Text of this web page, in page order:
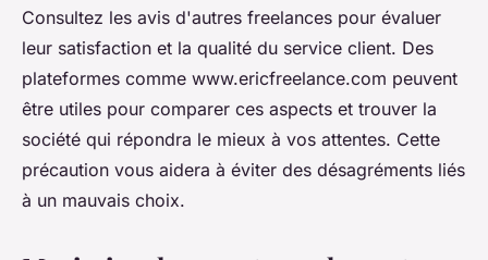
Consultez les avis d'autres freelances pour évaluer
leur satisfaction et la qualité du service client. Des
plateformes comme www.ericfreelance.com peuvent
être utiles pour comparer ces aspects et trouver la
société qui répondra le mieux à vos attentes. Cette
précaution vous aidera à éviter des désagréments liés
à un mauvais choix.